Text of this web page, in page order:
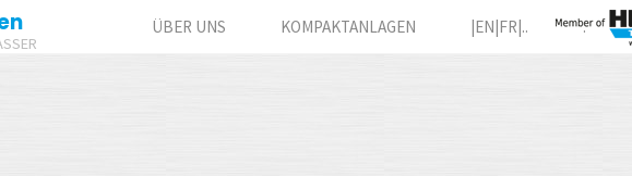
ÜBER UNS KOMPAKTANLAGEN |EN|FR|.. .